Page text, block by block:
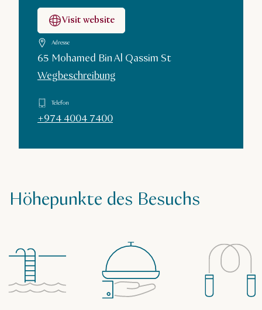
Visit website
Adresse
65 Mohamed Bin Al Qassim St
Wegbeschreibung
Telefon
+974 4004 7400
Höhepunkte des Besuchs